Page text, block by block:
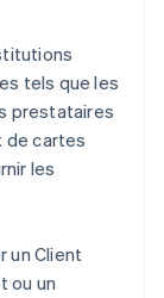
tels que les
prestataires
de cartes
les
un Client
ou un